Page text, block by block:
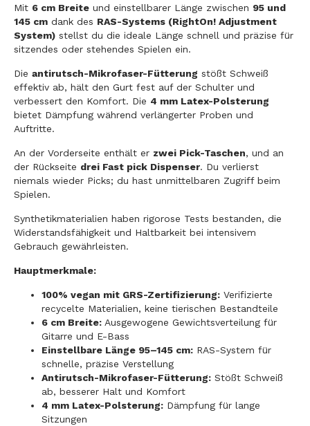
Mit 6 cm Breite und einstellbarer Länge zwischen 95 und
145 cm dank des RAS-Systems (RightOn! Adjustment
System) stellst du die ideale Länge schnell und präzise für
sitzendes oder stehendes Spielen ein.
Die antirutsch-Mikrofaser-Fütterung stößt Schweiß
effektiv ab, hält den Gurt fest auf der Schulter und
verbessert den Komfort. Die 4 mm Latex-Polsterung
bietet Dämpfung während verlängerter Proben und
Auftritte.
An der Vorderseite enthält er zwei Pick-Taschen, und an
der Rückseite drei Fast pick Dispenser. Du verlierst
niemals wieder Picks; du hast unmittelbaren Zugriff beim
Spielen.
Synthetikmaterialien haben rigorose Tests bestanden, die
Widerstandsfähigkeit und Haltbarkeit bei intensivem
Gebrauch gewährleisten.
Hauptmerkmale:
100% vegan mit GRS-Zertifizierung: Verifizierte
recycelte Materialien, keine tierischen Bestandteile
6 cm Breite: Ausgewogene Gewichtsverteilung für
Gitarre und E-Bass
Einstellbare Länge 95–145 cm: RAS-System für
schnelle, präzise Verstellung
Antirutsch-Mikrofaser-Fütterung: Stößt Schweiß
ab, besserer Halt und Komfort
4 mm Latex-Polsterung: Dämpfung für lange
Sitzungen